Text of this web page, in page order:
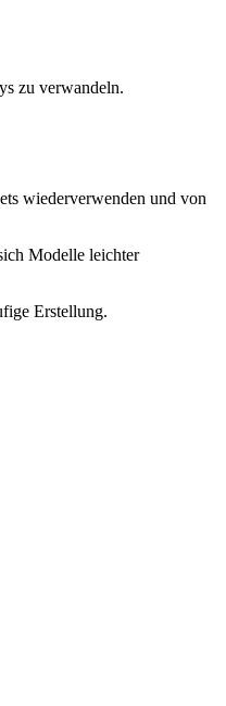
zu verwandeln.
wiederverwenden und von
Modelle leichter
Erstellung.